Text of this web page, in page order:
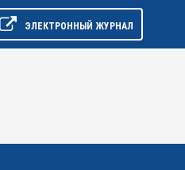
ЭЛЕКТРОННЫЙ ЖУРНАЛ